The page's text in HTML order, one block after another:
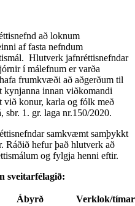
að loknum
af fasta nefndum
Hlutverk jafnréttisnefndar
í málefnum er varða
frumkvæði að aðgerðum til
kynjanna innan viðkomandi
við konur, karla og fólk með
sbr. 1. gr. laga nr.150/2020.
samkvæmt samþykkt
Ráðið hefur það hlutverk að
og fylgja henni eftir.
sveitarfélagið:
Ábyrð Verklok/